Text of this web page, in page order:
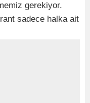
gerekiyor.
sadece halka ait